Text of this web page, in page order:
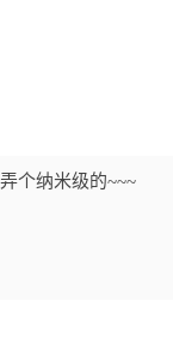
个纳米级的~~~